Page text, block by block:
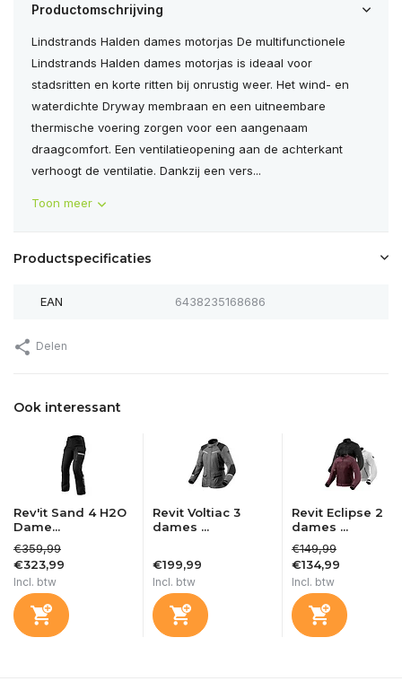
Productomschrijving
Lindstrands Halden dames motorjas De multifunctionele
Lindstrands Halden dames motorjas is ideaal voor
stadsritten en korte ritten bij onrustig weer. Het wind- en
waterdichte Dryway membraan en een uitneembare
thermische voering zorgen voor een aangenaam
draagcomfort. Een ventilatieopening aan de achterkant
verhoogt de ventilatie. Dankzij een vers...
Toon meer
Productspecificaties
EAN 6438235168686
Delen
Ook interessant
Rev'it Sand 4 H2O
Dame...
€359,99
€323,99
Incl. btw
Revit Voltiac 3
dames ...
€199,99
Incl. btw
Revit Eclipse 2
dames ...
€149,99
€134,99
Incl. btw